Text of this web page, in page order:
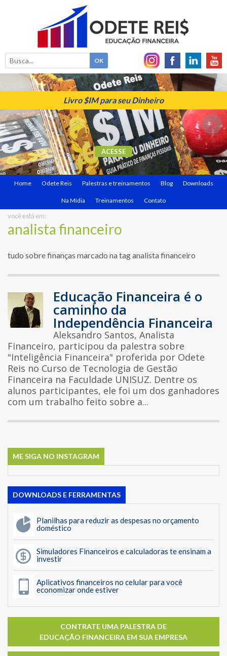
Livro $IM para seu Dinheiro
ACESSE
Home Odete Reis Palestras e treinamentos Blog Downloads
Na Mídia Treinamentos Contato
você está em:
analista financeiro
tudo sobre finanças marcado na tag analista financeiro
Educação Financeira é o
caminho da
Independência Financeira
Aleksandro Santos, Analista
Financeiro, participou da palestra sobre
"Inteligência Financeira" proferida por Odete
Reis no Curso de Tecnologia de Gestão
Financeira na Faculdade UNISUZ. Dentre os
alunos participantes, ele foi um dos ganhadores
com um trabalho feito sobre a...
ME SIGA NO INSTAGRAM
DOWNLOADS E FERRAMENTAS
Planilhas para reduzir as despesas no orçamento
doméstico
Simuladores Financeiros e calculadoras te ensinam a
investir
Aplicativos financeiros no celular para você
economizar onde estiver
CONTRATE UMA PALESTRA DE
EDUCAÇÃO FINANCEIRA EM SUA EMPRESA